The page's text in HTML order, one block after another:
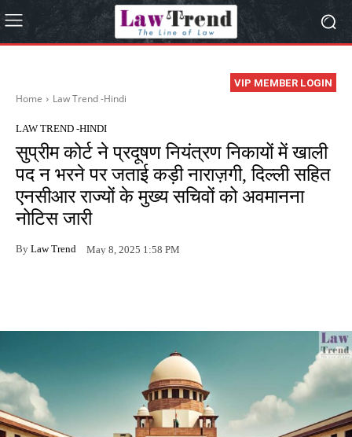
VIP MEMBER LOGIN
Home Law Trend -Hindi
LAW TREND -HINDI
सुप्रीम कोर्ट ने प्रदूषण नियंत्रण निकायों में खाली
पद न भरने पर जताई कड़ी नाराज़गी, दिल्ली सहित
एनसीआर राज्यों के मुख्य सचिवों को अवमानना
नोटिस जारी
By Law Trend May 8, 2025 1:58 PM